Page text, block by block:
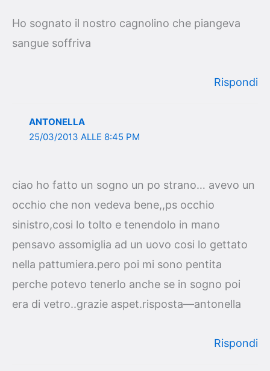
Ho sognato il nostro cagnolino che piangeva
sangue soffriva
Rispondi
ANTONELLA
25/03/2013 ALLE 8:45 PM
ciao ho fatto un sogno un po strano… avevo un
occhio che non vedeva bene,,ps occhio
sinistro,cosi lo tolto e tenendolo in mano
pensavo assomiglia ad un uovo cosi lo gettato
nella pattumiera.pero poi mi sono pentita
perche potevo tenerlo anche se in sogno poi
era di vetro..grazie aspet.risposta—antonella
Rispondi